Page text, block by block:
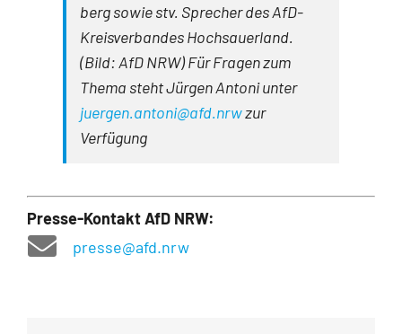
berg sowie stv. Sprecher des AfD-
Kreisverbandes Hochsauerland.
(Bild: AfD NRW) Für Fragen zum
Thema steht Jürgen An­toni unter
juergen.antoni@afd.nrwzur
Verfügung
Presse-Kontakt AfD NRW:
presse@afd.nrw